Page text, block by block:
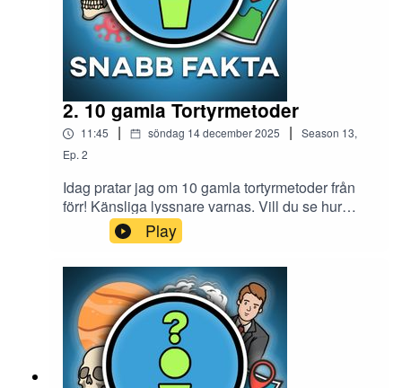
2. 10 gamla Tortyrmetoder
11:45 | söndag 14 december 2025 | Season 13,
Ep. 2
Idag pratar jag om 10 gamla tortyrmetoder från
förr! Känsliga lyssnare varnas. Vill du se hur
tortyrredskapen såg ut kan du titta på detta
avsnitt på min Youtube-kanal.Glöm inte att
prenumerera på min Youtube-kanal Snabb
Fakta.Instagram: snabb.faktaTIKTOK:
riktigasnabbfaktaMail:
snabbfakta1@gmail.comMin andra podcast
Midnattståget - Creepypastor från
internet:https://open.spotify.com/show/2aevEEW
b9Bv1KoKvzptUaj
Play